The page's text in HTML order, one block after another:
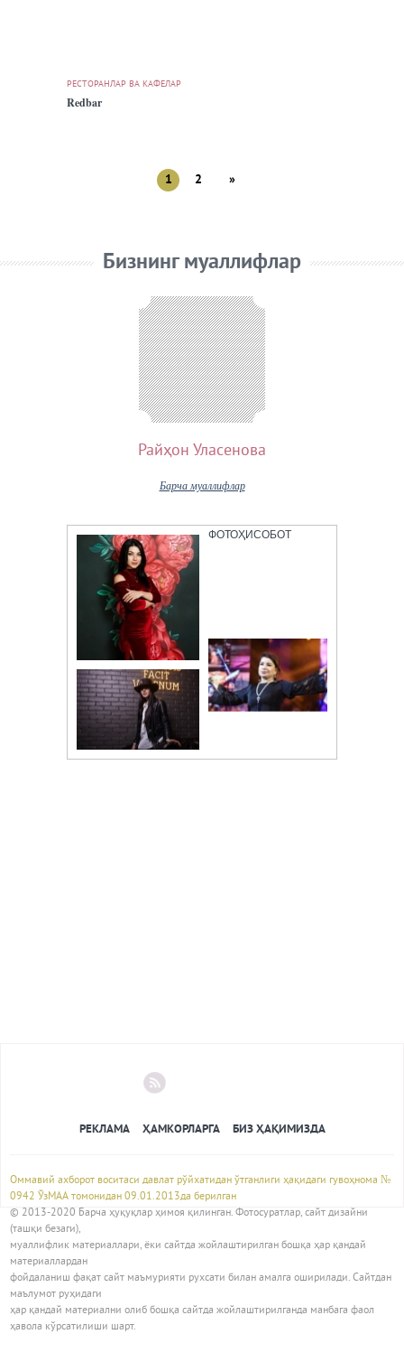
РЕСТОРАНЛАР ВА КАФЕЛАР
Redbar
1 2 »
Бизнинг муаллифлар
Райҳон Уласенова
Барча муаллифлар
ФОТОҲИСОБОТ
РЕКЛАМА ҲАМКОРЛАРГА БИЗ ҲАҚИМИЗДА
Оммавий ахборот воситаси давлат рўйхатидан ўтганлиги ҳақидаги гувоҳнома №
0942 ЎзМАА томонидан 09.01.2013да берилган
© 2013-2020 Барча ҳуқуқлар ҳимоя қилинган. Фотосуратлар, сайт дизайни
(ташқи безаги),
муаллифлик материаллари, ёки сайтда жойлаштирилган бошқа ҳар қандай
материаллардан
фойдаланиш фақат сайт маъмурияти рухсати билан амалга оширилади. Сайтдан
маълумот руҳидаги
ҳар қандай материални олиб бошқа сайтда жойлаштирилганда манбага фаол
ҳавола кўрсатилиши шарт.